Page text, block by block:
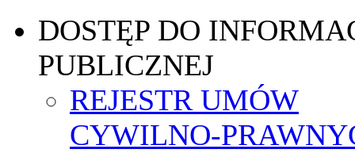
DOSTĘP DO
PUBLICZNEJ
REJESTR UMÓW
CYWILNO-